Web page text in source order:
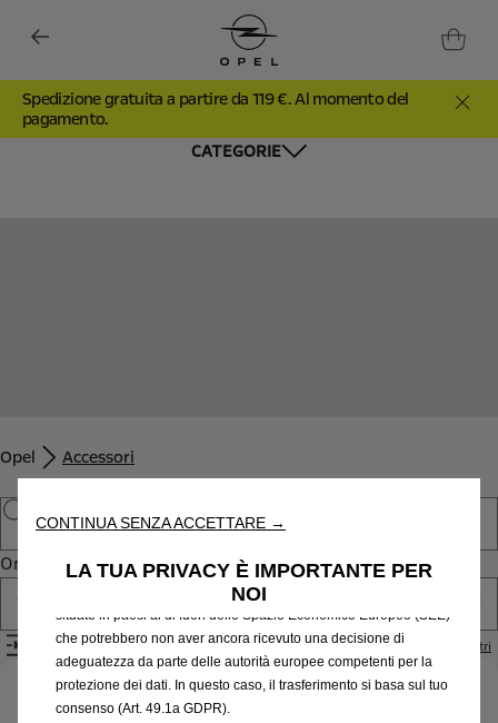
Spedizione gratuita a partire da 119 €. Al momento del
pagamento.
CATEGORIE
Opel Accessori
Ordina per
Tutti i prodotti
Filtri Rimuovi i filtri
Identifica il tuo veicolo
CONTINUA SENZA ACCETTARE →
LA TUA PRIVACY È IMPORTANTE PER
NOI
fondamentali come la sicurezza, la gestione della rete e
risultati di ricerca e, di conseguenza, migliorano ciò che ti
terze parti per inviare pubblicità che sia più pertinente per
te. Alcuni Strumenti potrebbero essere trattati da terze parti
situate in paesi al di fuori dello Spazio Economico Europeo (SEE)
che potrebbero non aver ancora ricevuto una decisione di
adeguatezza da parte delle autorità europee competenti per la
protezione dei dati. In questo caso, il trasferimento si basa sul tuo
consenso (Art. 49.1a GDPR).